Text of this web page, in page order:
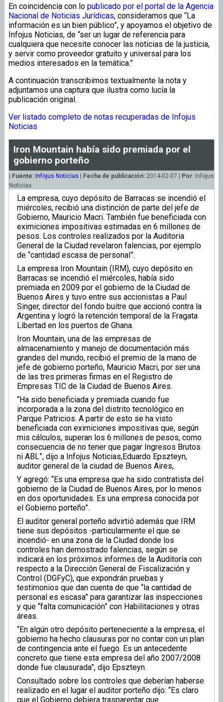
En coincidencia con lo publicado por el portal de la Agencia
Nacional de Noticias Jurídicas, consideramos que “La
información es un bien público”, y apoyamos el objetivo de
Infojus Noticias, de “ser un lugar de referencia para
cualquiera que necesite conocer las noticias de la justicia,
y servir como proveedor gratuito y universal para los
medios interesados en la temática.”
A continuación transcribimos textualmente la nota y
adjuntamos una captura que ilustra como lucía la
publicación original.
Ver listado completo de notas recuperadas de Infojus
Noticias
Iron Mountain había sido premiada por el
gobierno porteño
Fuente: Infojus Noticias Fecha de publicación: 2014-02-07 | Por: Infojus
Noticias
La empresa, cuyo depósito de Barracas se incendió el
miércoles, recibió una distinción de parte del jefe de
Gobierno, Mauricio Macri. También fue beneficiada con
eximiciones impositivas estimadas en 6 millones de
pesos. Los controles realizados por la Auditoria
General de la Ciudad revelaron falencias, por ejemplo
de “cantidad escasa de personal”.
La empresa Iron Mountain (IRM), cuyo depósito en
Barracas se incendió el miércoles, había sido
premiada en 2009 por el gobierno de la Ciudad de
Buenos Aires y tuvo entre sus accionistas a Paul
Singer, director del fondo buitre que accionó contra la
Argentina y logró la retención temporal de la Fragata
Libertad en los puertos de Ghana.
Iron Mountain, una de las empresas de
almacenamiento y manejo de documentación más
grandes del mundo, recibió el premio de la mano de
jefe de gobierno porteño, Mauricio Macri, por ser una
de las tres primeras firmas en el Registro de
Empresas TIC de la Ciudad de Buenos Aires.
“Ha sido beneficiada y premiada cuando fue
incorporada a la zona del distrito tecnológico en
Parque Patricios. A partir de esto se ha visto
beneficiada con eximiciones impositivas que, según
mis cálculos, superan los 6 millones de pesos, como
consecuencia de no tener que pagar Ingresos Brutos
ni ABL”, dijo a Infojus Noticias,Eduardo Epszteyn,
auditor general de la ciudad de Buenos Aires,
Y agregó: “Es una empresa que ha sido contratista del
gobierno de la Ciudad de Buenos Aires, por lo menos
en dos oportunidades. Es una empresa conocida por
el Gobierno porteño”.
El auditor general porteño advirtió además que IRM
tiene sus depósitos -particularmente el que se
incendió- en una zona de la Ciudad donde los
controles han demostrado falencias, según se
indicará en los próximos informes de la Auditoría con
respecto a la Dirección General de Fiscalización y
Control (DGFyC), que expondrán pruebas y
testimonios que dan cuenta de que “la cantidad de
personal es escasa” para garantizar las inspecciones
y que “falta comunicación” con Habilitaciones y otras
áreas.
“En algún otro depósito perteneciente a la empresa, el
gobierno ha hecho clausuras por no contar con un plan
de contingencia ante el fuego. Es un antecedente
concreto que tiene esta empresa del año 2007/2008
donde fue clausurada”, dijo Epszteyn.
Consultado sobre los controles que deberían haberse
realizado en el lugar el auditor porteño dijo: “Es claro
que el Gobierno debiera trasparentar que